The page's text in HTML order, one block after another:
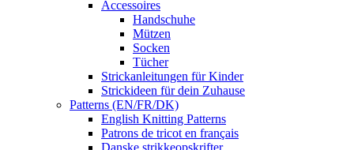
Accessoires
Handschuhe
Mützen
Socken
Tücher
Strickanleitungen für Kinder
Strickideen für dein Zuhause
Patterns (EN/FR/DK)
English Knitting Patterns
Patrons de tricot en français
Danske strikkeopskrifter